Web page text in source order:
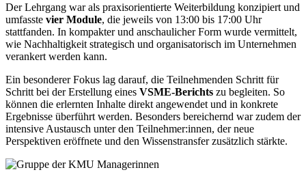
Der Lehrgang war als praxisorientierte Weiterbildung konzipiert und
umfasste vier Module, die jeweils von 13:00 bis 17:00 Uhr
stattfanden. In kompakter und anschaulicher Form wurde vermittelt,
wie Nachhaltigkeit strategisch und organisatorisch im Unternehmen
verankert werden kann.
Ein besonderer Fokus lag darauf, die Teilnehmenden Schritt für
Schritt bei der Erstellung eines VSME-Berichts zu begleiten. So
können die erlernten Inhalte direkt angewendet und in konkrete
Ergebnisse überführt werden. Besonders bereichernd war zudem der
intensive Austausch unter den Teilnehmer:innen, der neue
Perspektiven eröffnete und den Wissenstransfer zusätzlich stärkte.